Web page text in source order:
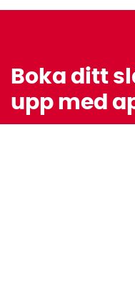
Boka ditt
upp med